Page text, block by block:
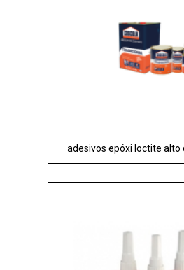
adesivos epóxi loctite alto